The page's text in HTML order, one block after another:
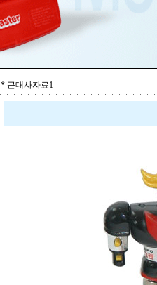
* 근대사자료1